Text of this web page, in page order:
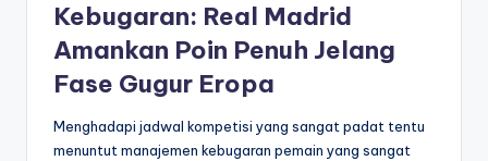
Kebugaran: Real Madrid
Amankan Poin Penuh Jelang
Fase Gugur Eropa
Menghadapi jadwal kompetisi yang sangat padat tentu
menuntut manajemen kebugaran pemain yang sangat